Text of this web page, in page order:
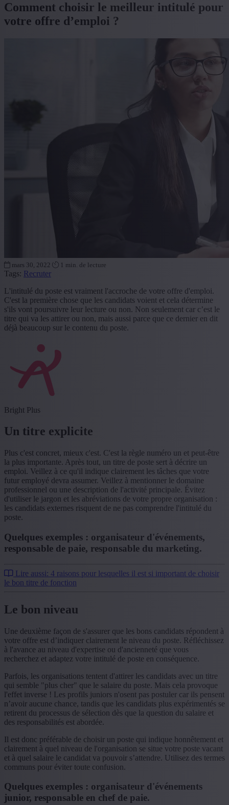
Comment choisir le meilleur intitulé pour
votre offre d’emploi ?
mars 30, 2022 1 min. de lecture
Tags: Recruter
L'intitulé du poste est vraiment l'accroche de votre offre d'emploi.
C'est la première chose que les candidats voient et cela détermine
s'ils vont poursuivre leur lecture ou non. Non seulement car c’est le
titre qui va les attirer ou non, mais aussi parce que ce dernier en dit
déjà beaucoup sur le contenu du poste.
Bright Plus
Un titre explicite
Plus c'est concret, mieux c'est. C'est la règle numéro un et peut-être
la plus importante. Après tout, un titre de poste sert à décrire un
emploi. Veillez à ce qu'il indique clairement les tâches que votre
futur employé devra assumer. Veillez à mentionner le domaine
professionnel ou une description de l'activité principale. Évitez
d'utiliser le jargon et les abréviations de votre propre organisation :
les candidats externes risquent de ne pas comprendre l'intitulé du
poste.
Quelques exemples : organisateur d'événements,
responsable de paie, responsable du marketing.
Lire aussi: 4 raisons pour lesquelles il est si important de choisir
le bon titre de fonction
Le bon niveau
Une deuxième façon de s'assurer que les bons candidats répondent à
votre offre est d’indiquer clairement le niveau du poste. Réfléchissez
à l'avance au niveau d'expertise ou d'ancienneté que vous
recherchez et adaptez votre intitulé de poste en conséquence.
Parfois, les organisations tentent d'attirer les candidats avec un titre
qui semble "plus cher" que le salaire du poste. Mais cela provoque
l'effet inverse ! Les profils juniors n'osent pas postuler car ils pensent
n’avoir aucune chance, tandis que les candidats plus expérimentés se
retirent du processus de sélection dès que la question du salaire et
des responsabilités est abordée.
Il est donc préférable de choisir un poste qui indique honnêtement et
clairement à quel niveau de l'organisation se situe votre poste vacant
et à quel salaire le candidat va pouvoir s’attendre. Utilisez des termes
communs pour éviter toute confusion.
Quelques exemples : organisateur d'événements
junior, responsable en chef de paie.